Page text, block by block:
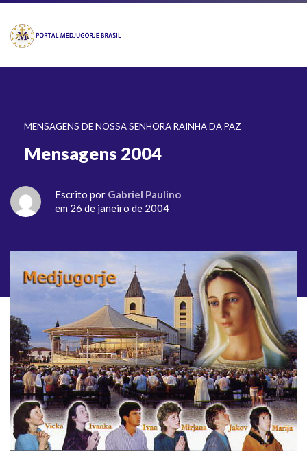
MENSAGENS DE NOSSA SENHORA RAINHA DA PAZ
Mensagens 2004
Escrito por Gabriel Paulino
em 26 de janeiro de 2004